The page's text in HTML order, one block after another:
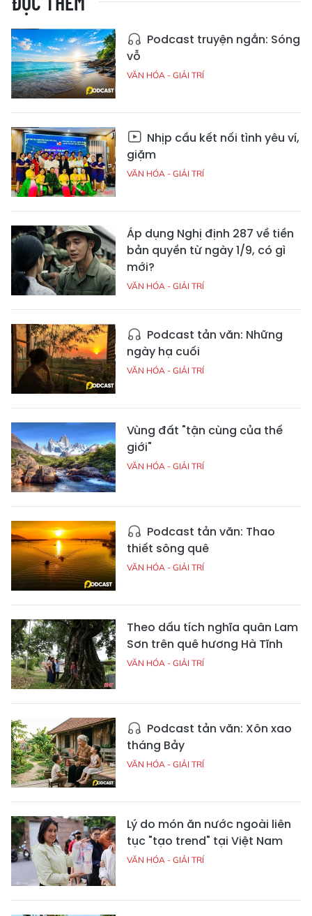
Podcast truyện ngắn: Sóng
vỗ
VĂN HÓA - GIẢI TRÍ
Nhịp cầu kết nối tình yêu ví,
giặm
VĂN HÓA - GIẢI TRÍ
Áp dụng Nghị định 287 về tiền
bản quyền từ ngày 1/9, có gì
mới?
VĂN HÓA - GIẢI TRÍ
Podcast tản văn: Những
ngày hạ cuối
VĂN HÓA - GIẢI TRÍ
Vùng đất "tận cùng của thế
giới"
VĂN HÓA - GIẢI TRÍ
Podcast tản văn: Thao
thiết sông quê
VĂN HÓA - GIẢI TRÍ
Theo dấu tích nghĩa quân Lam
Sơn trên quê hương Hà Tĩnh
VĂN HÓA - GIẢI TRÍ
Podcast tản văn: Xôn xao
tháng Bảy
VĂN HÓA - GIẢI TRÍ
Lý do món ăn nước ngoài liên
tục "tạo trend" tại Việt Nam
VĂN HÓA - GIẢI TRÍ